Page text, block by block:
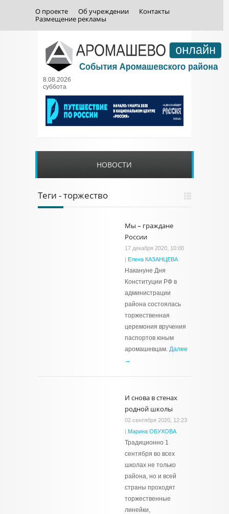
О проекте Об учреждении
Контакты
Размещение рекламы
8.08.2026
суббота
НОВОСТИ
Теги - торжество
Мы – граждане
России
17 декабря 2020, 10:00
| Елена КАЗАНЦЕВА
Накануне Дня
Конституции РФ в
администрации
района состоялась
торжественная
церемония вручения
паспортов юным
аромашевцам. Далее
→
И снова в стенах
родной школы
02 сентября 2020, 12:23
| Марина ОБУХОВА
Традиционно 1
сентября во всех
школах не только
района, но и всей
страны проходят
торжественные
линейки,